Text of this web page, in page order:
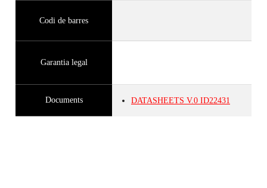
Codi de barres
Garantia legal
Documents DATASHEETS V.0 ID22431